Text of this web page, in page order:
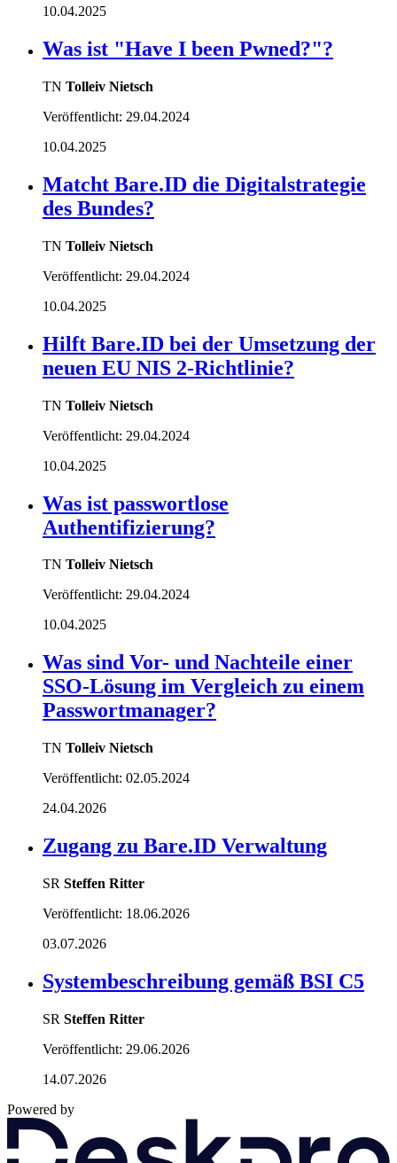
10.04.2025
Was ist "Have I been Pwned?"?
TN Tolleiv Nietsch
Veröffentlicht: 29.04.2024
10.04.2025
Matcht Bare.ID die Digitalstrategie
des Bundes?
TN Tolleiv Nietsch
Veröffentlicht: 29.04.2024
10.04.2025
Hilft Bare.ID bei der Umsetzung der
neuen EU NIS 2-Richtlinie?
TN Tolleiv Nietsch
Veröffentlicht: 29.04.2024
10.04.2025
Was ist passwortlose
Authentifizierung?
TN Tolleiv Nietsch
Veröffentlicht: 29.04.2024
10.04.2025
Was sind Vor- und Nachteile einer
SSO-Lösung im Vergleich zu einem
Passwortmanager?
TN Tolleiv Nietsch
Veröffentlicht: 02.05.2024
24.04.2026
Zugang zu Bare.ID Verwaltung
SR Steffen Ritter
Veröffentlicht: 18.06.2026
03.07.2026
Systembeschreibung gemäß BSI C5
SR Steffen Ritter
Veröffentlicht: 29.06.2026
14.07.2026
Powered by